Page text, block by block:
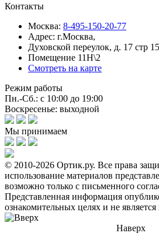
Контакты
Москва: 8-495-150-20-77
Адрес: г.Москва,
Духовской переулок, д. 17 стр 15
Помещение 11Н\2
Смотреть на карте
Режим работы
Пн.-Сб.: с 10:00 до 19:00
Воскресенье: выходной
Мы принимаем
© 2010-2026 Ортик.ру. Все права
использование материалов
возможно только с письменного
Представленная информация
ознакомительных целях и не
Наверх